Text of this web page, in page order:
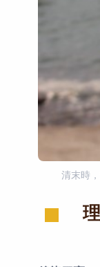
清末時